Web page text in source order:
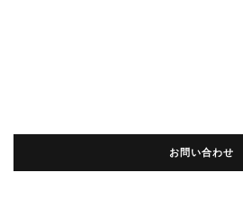
お問い合わせ